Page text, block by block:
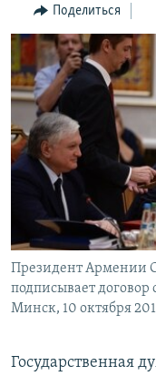
поискуНАГОРНЫЙ КАРАБАХ
КУЛЬТУРА
СПОРТ
АРХИВ
Հայերեն
English
Русский
Все сайты Радио
Поделиться
Президент Армении
подписывает
Минск, 10 октября
Государственная